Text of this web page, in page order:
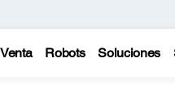
Robots Soluciones